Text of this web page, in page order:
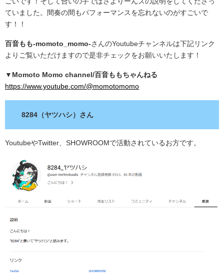
ていました。間奏の間もパフォーマンスを忘れないのがすごいで
す！！
百音もも-momoto_momo-さんのYoutubeチャンネルは下記リンク
よりご覧いただけますので是非チェックをお願いいたします！
▼Momoto Momo channel/百音ももちゃんねる
https://www.youtube.com/@momotomomo
8284（ヤツハシ）さん
YoutubeやTwitter、SHOWROOMで活動されているお方です。